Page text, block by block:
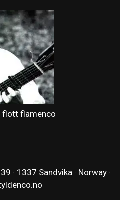
flott flamenco
· 1337 Sandvika · Norway ·